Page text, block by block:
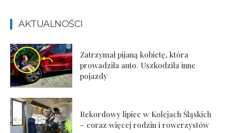
AKTUALNOŚCI
Zatrzymał pijaną kobietę, która
prowadziła auto. Uszkodziła inne
pojazdy
Rekordowy lipiec w Kolejach Śląskich
– coraz więcej rodzin i rowerzystów